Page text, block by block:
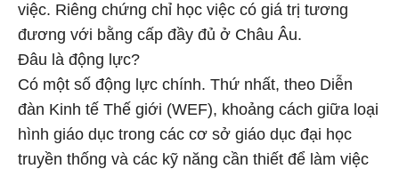
việc. Riêng chứng chỉ học việc có giá trị tương
đương với bằng cấp đầy đủ ở Châu Âu.
Đâu là động lực?
Có một số động lực chính. Thứ nhất, theo Diễn
đàn Kinh tế Thế giới (WEF), khoảng cách giữa loại
hình giáo dục trong các cơ sở giáo dục đại học
truyền thống và các kỹ năng cần thiết để làm việc